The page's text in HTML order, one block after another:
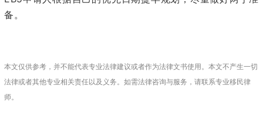
备。
本文仅供参考，并不能代表专业法律建议或者作为法律文书使用。本文不产生一切
法律或者其他专业相关责任以及义务。如需法律咨询与服务，请联系专业移民律
师。